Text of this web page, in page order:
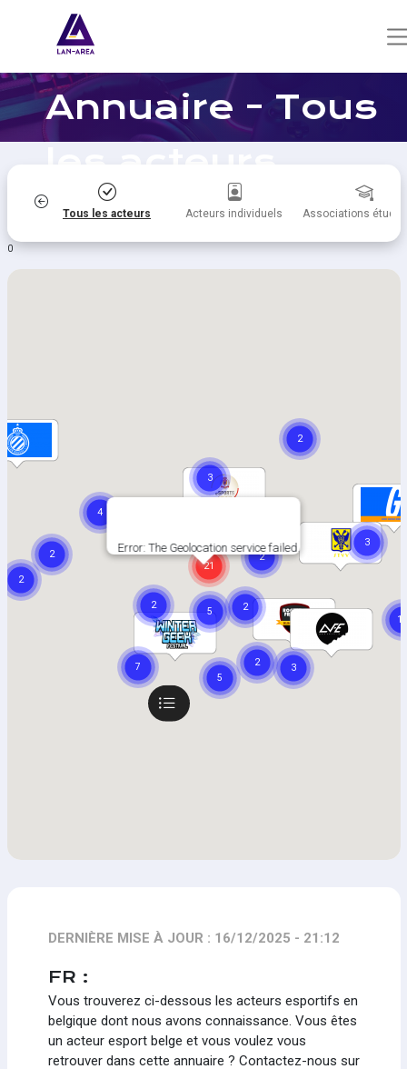
Annuaire - Tous
Tous les acteurs Acteurs individuels Associations
0
Error: The Geolocation service failed.
DERNIÈRE MISE À JOUR : 16/12/2025 - 21:12
FR :
Vous trouverez ci-dessous les acteurs esportifs en
belgique dont nous avons connaissance. Vous êtes
un acteur esport belge et vous voulez vous
retrouver dans cette annuaire ? Contactez-nous sur